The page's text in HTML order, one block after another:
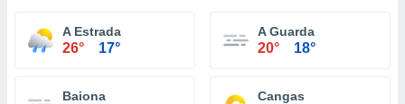
A Estrada
26° 17°
A Guarda
20° 18°
Baiona Cangas